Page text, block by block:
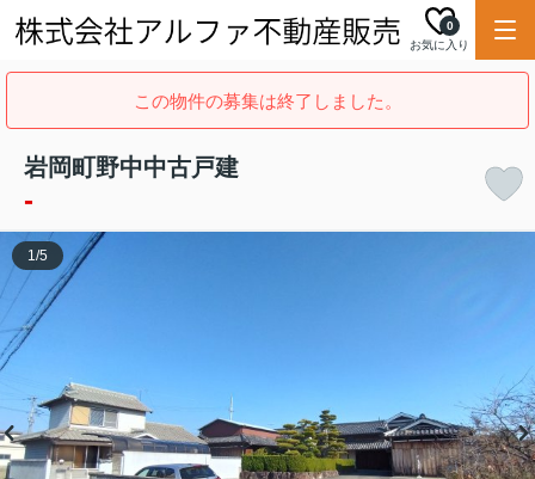
お気に入り
0
この物件の募集は終了しました。
岩岡町野中中古戸建
-
1/5